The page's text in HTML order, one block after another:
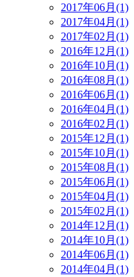
2017年06月(1)
2017年04月(1)
2017年02月(1)
2016年12月(1)
2016年10月(1)
2016年08月(1)
2016年06月(1)
2016年04月(1)
2016年02月(1)
2015年12月(1)
2015年10月(1)
2015年08月(1)
2015年06月(1)
2015年04月(1)
2015年02月(1)
2014年12月(1)
2014年10月(1)
2014年06月(1)
2014年04月(1)